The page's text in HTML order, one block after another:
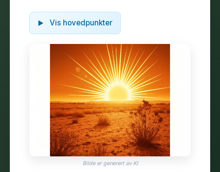
Vis hovedpunkter
Bilde er generert av KI